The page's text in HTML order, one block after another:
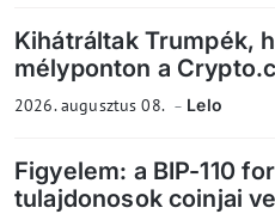
Kihátráltak Trumpék,
mélyponton a
2026. augusztus 08. Lelo
Figyelem: a BIP-110
tulajdonosok coinjai